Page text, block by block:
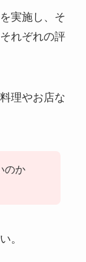
実施し、そ
れぞれの評
理やお店な
のか
。